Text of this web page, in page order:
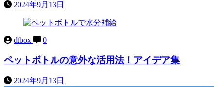
2024年9月13日
dtbox 0
ペットボトルの意外な活用法！アイデア集
2024年9月13日